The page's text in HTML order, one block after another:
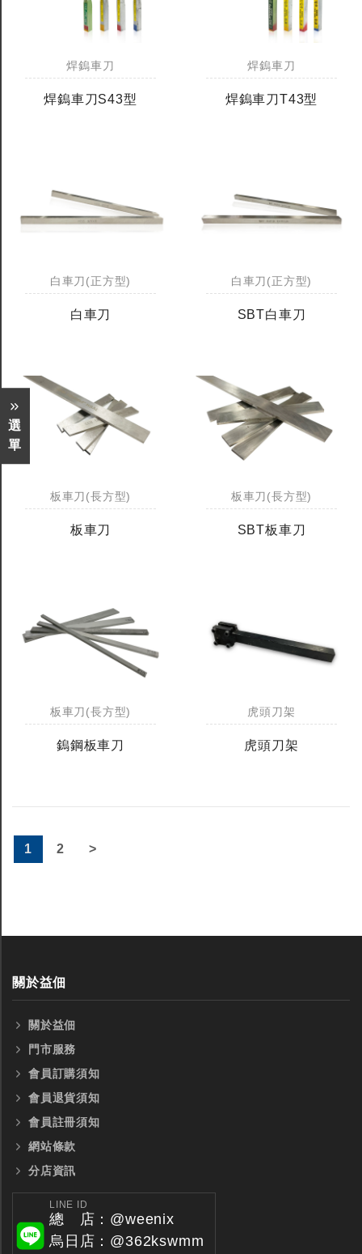
選
單
全鎢鋼銑刀
台製WEENIX四刃全鎢鋼銑刀
焊鎢車刀
焊鎢車刀S43型
焊鎢車刀
焊鎢車刀T43型
白車刀(正方型)
白車刀
白車刀(正方型)
SBT白車刀
板車刀(長方型)
板車刀
板車刀(長方型)
SBT板車刀
板車刀(長方型)
鎢鋼板車刀
虎頭刀架
虎頭刀架
1 2 >
關於益佃
關於益佃
門市服務
會員訂購須知
會員退貨須知
會員註冊須知
網站條款
分店資訊
LINE ID
總 店：@weenix
烏日店：@362kswmm